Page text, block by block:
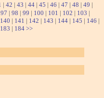
| 42 | 43 | 44 | 45 | 46 | 47 | 48 | 49 |
97 | 98 | 99 | 100 | 101 | 102 | 103 |
140 | 141 | 142 | 143 | 144 | 145 | 146 |
183 | 184 >>